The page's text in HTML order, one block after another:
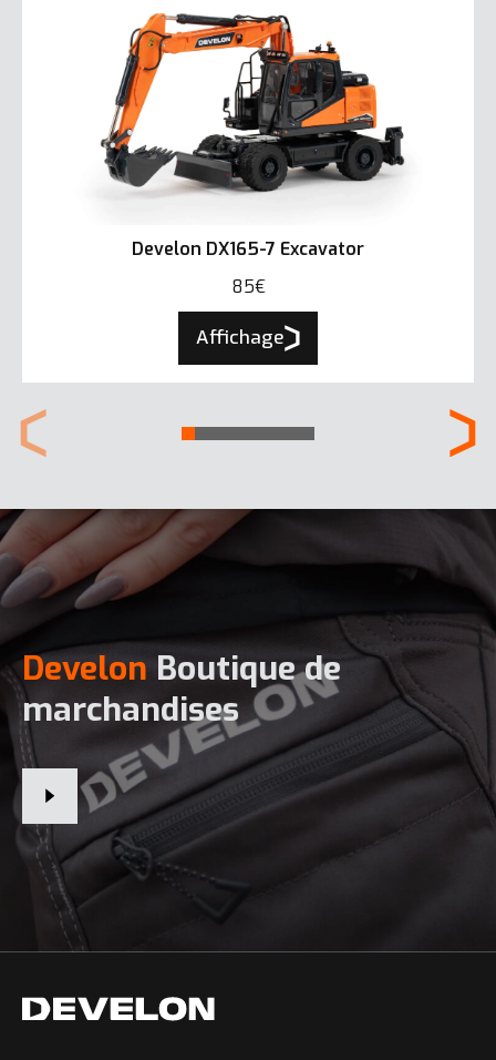
Develon DX165-7 Excavator
85€
Affichage
Develon Boutique de
marchandises